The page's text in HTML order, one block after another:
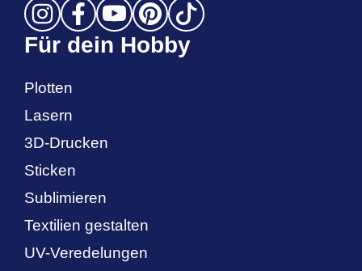
Für dein Hobby
Plotten
Lasern
3D-Drucken
Sticken
Sublimieren
Textilien gestalten
UV-Veredelungen